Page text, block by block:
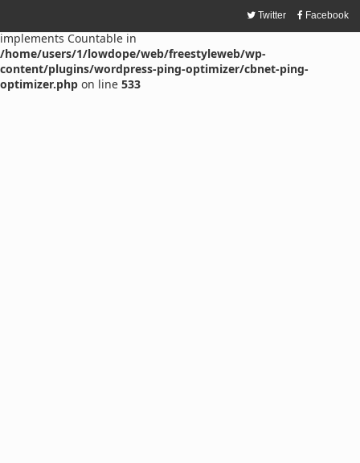
: count(): Parameter must be an array or an object that
implements Countable in
/home/users/1/lowdope/web/freestyleweb/wp-
content/plugins/wordpress-ping-optimizer/cbnet-ping-
optimizer.php on line 533
Twitter Facebook